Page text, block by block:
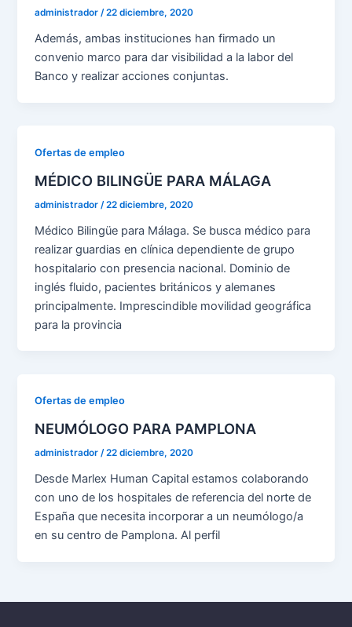
administrador/22 diciembre, 2020
Además, ambas instituciones han firmado un
convenio marco para dar visibilidad a la labor del
Banco y realizar acciones conjuntas.
Ofertas de empleo
MÉDICO BILINGÜE PARA MÁLAGA
administrador /22 diciembre, 2020
Médico Bilingüe para Málaga. Se busca médico para
realizar guardias en clínica dependiente de grupo
hospitalario con presencia nacional. Dominio de
inglés fluido, pacientes británicos y alemanes
principalmente. Imprescindible movilidad geográfica
para la provincia
Ofertas de empleo
NEUMÓLOGO PARA PAMPLONA
administrador/22 diciembre, 2020
Desde Marlex Human Capital estamos colaborando
con uno de los hospitales de referencia del norte de
España que necesita incorporar a un neumólogo/a
en su centro de Pamplona. Al perfil